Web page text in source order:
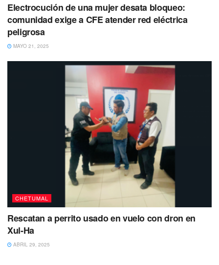
Electrocución de una mujer desata bloqueo:
comunidad exige a CFE atender red eléctrica
peligrosa
MAYO 21, 2025
CHETUMAL
Rescatan a perrito usado en vuelo con dron en
Xul-Ha
ABRIL 29, 2025